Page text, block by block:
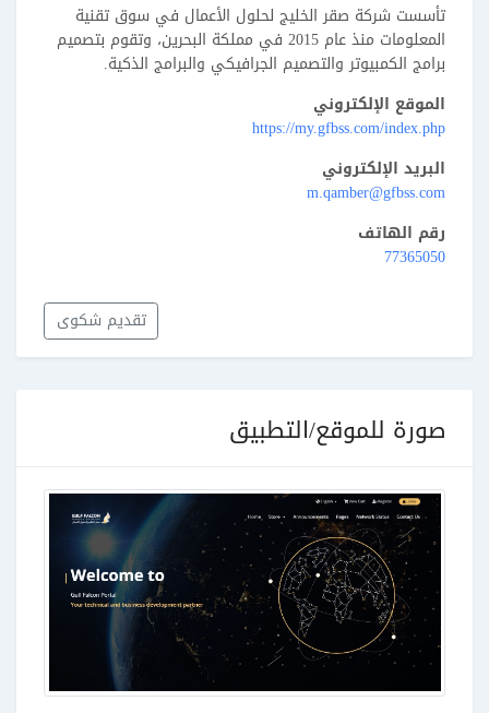
تأسست شركة صقر الخليج لحلول الأعمال في سوق تقنية
المعلومات منذ عام 2015 في مملكة البحرين، وتقوم بتصميم
برامج الكمبيوتر والتصميم الجرافيكي والبرامج الذكية.
الموقع الإلكتروني
https://my.gfbss.com/index.php
البريد الإلكتروني
m.qamber@gfbss.com
رقم الهاتف
77365050
تقديم شكوى
صورة للموقع/التطبيق